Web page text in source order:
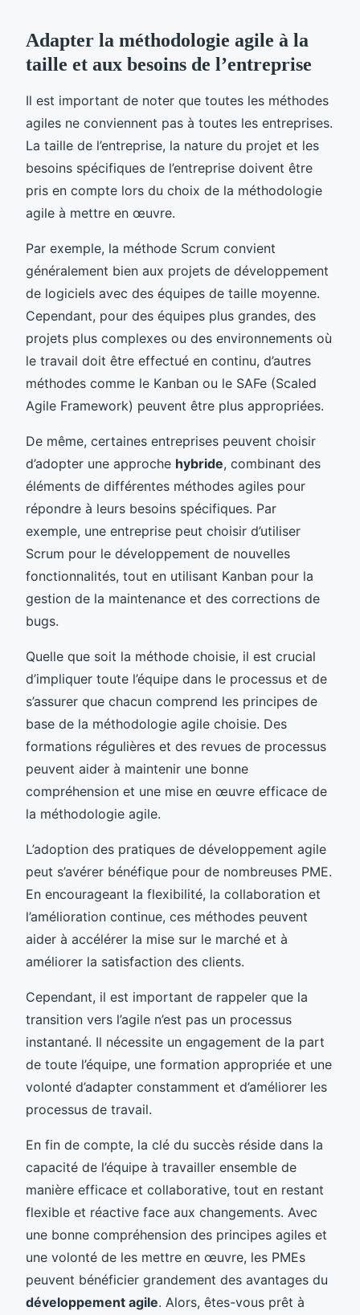
Adapter la méthodologie agile à la
taille et aux besoins de l’entreprise
Il est important de noter que toutes les méthodes
agiles ne conviennent pas à toutes les entreprises.
La taille de l’entreprise, la nature du projet et les
besoins spécifiques de l’entreprise doivent être
pris en compte lors du choix de la méthodologie
agile à mettre en œuvre.
Par exemple, la méthode Scrum convient
généralement bien aux projets de développement
de logiciels avec des équipes de taille moyenne.
Cependant, pour des équipes plus grandes, des
projets plus complexes ou des environnements où
le travail doit être effectué en continu, d’autres
méthodes comme le Kanban ou le SAFe (Scaled
Agile Framework) peuvent être plus appropriées.
De même, certaines entreprises peuvent choisir
d’adopter une approche hybride, combinant des
éléments de différentes méthodes agiles pour
répondre à leurs besoins spécifiques. Par
exemple, une entreprise peut choisir d’utiliser
Scrum pour le développement de nouvelles
fonctionnalités, tout en utilisant Kanban pour la
gestion de la maintenance et des corrections de
bugs.
Quelle que soit la méthode choisie, il est crucial
d’impliquer toute l’équipe dans le processus et de
s’assurer que chacun comprend les principes de
base de la méthodologie agile choisie. Des
formations régulières et des revues de processus
peuvent aider à maintenir une bonne
compréhension et une mise en œuvre efficace de
la méthodologie agile.
L’adoption des pratiques de développement agile
peut s’avérer bénéfique pour de nombreuses PME.
En encourageant la flexibilité, la collaboration et
l’amélioration continue, ces méthodes peuvent
aider à accélérer la mise sur le marché et à
améliorer la satisfaction des clients.
Cependant, il est important de rappeler que la
transition vers l’agile n’est pas un processus
instantané. Il nécessite un engagement de la part
de toute l’équipe, une formation appropriée et une
volonté d’adapter constamment et d’améliorer les
processus de travail.
En fin de compte, la clé du succès réside dans la
capacité de l’équipe à travailler ensemble de
manière efficace et collaborative, tout en restant
flexible et réactive face aux changements. Avec
une bonne compréhension des principes agiles et
une volonté de les mettre en œuvre, les PMEs
peuvent bénéficier grandement des avantages du
développement agile. Alors, êtes-vous prêt à